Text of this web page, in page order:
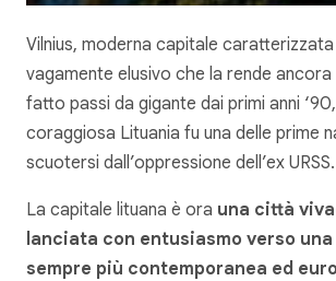
Vilnius, moderna capitale
vagamente elusivo che la rende ancora
fatto passi da gigante dai primi anni
coraggiosa Lituania fu una delle prime
scuotersi dall’oppressione dell’ex URSS.
La capitale lituana è ora una città
lanciata con entusiasmo verso
sempre più contemporanea ed